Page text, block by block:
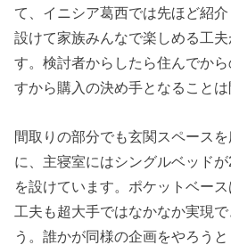
て、イニシア葛西では先ほど紹
設けて家族みんなで楽しめる工
す。検討者からしたら住んでか
すから購入の決め手となることは
間取りの部分でも玄関スペース
に、主寝室にはシングルベッド
を設けています。ポケットベー
工夫も超大手ではなかなか実現
う。誰かが同様の企画をやろう